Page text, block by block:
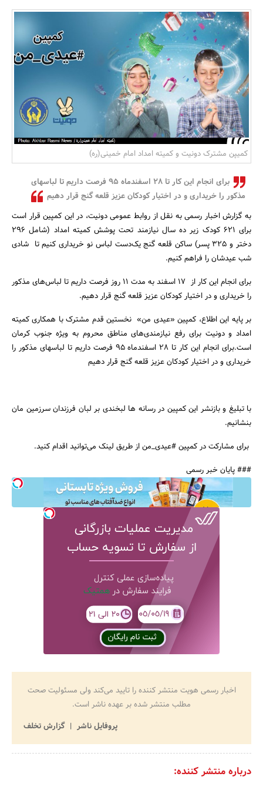
بانک، بیمه و سرمایه
مسکن و ساختمان
جستجو
کمیپن مشترک دونیت و کمیته امداد امام خمینی(ره)
برای انجام این کار تا 28 اسفندماه 95 فرصت داریم تا لباسهای
مذکور را خریداری و در اختیار کودکان عزیز قلعه گنج قرار دهیم
به گزارش اخبار رسمی به نقل از روابط عمومی دونیت، در این کمپین قرار است
برای 621 کودک زیر ده سال نیازمند تحت پوشش کمیته امداد (شامل 296
دختر و 325 پسر) ساکن قلعه گنج یک‌دست لباس نو خریداری کنیم تا شادی
شب عیدشان را فراهم کنیم.
برای انجام این کار از 17 اسفند به مدت 11 روز فرصت داریم تا لباس‌های مذکور
را خریداری و در اختیار کودکان عزیز قلعه گنج قرار دهیم.
بر پایه این اطلاع، کمپین «عیدی من» نخستین قدم مشترک با همکاری کمیته
امداد و دونیت برای رفع نیازمندی‌های مناطق محروم به ویژه جنوب کرمان
است.برای انجام این کار تا 28 اسفندماه 95 فرصت داریم تا لباسهای مذکور را
خریداری و در اختیار کودکان عزیز قلعه گنج قرار دهیم
با تبلیغ و بازنشر این کمپین در رسانه ها لبخندی بر لبان فرزندان سرزمین مان
بنشانیم.
براى مشارکت در کمپین #عیدی_من از طریق لینک می‌توانید اقدام کنید.
### پایان خبر رسمی
اخبار رسمی هویت منتشر کننده را تایید می‌کند ولی مسئولیت صحت
مطلب منتشر شده بر عهده ناشر است.
پروفایل ناشر
گزارش تخلف
درباره منتشر کننده: